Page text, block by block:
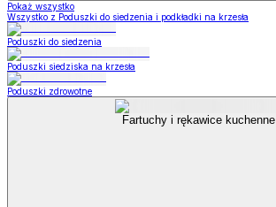
Pokaż wszystko
Wszystko z Poduszki do siedzenia i podkładki na krzesła
Poduszki do siedzenia
Poduszki siedziska na krzesła
Poduszki zdrowotne
Fartuchy i rękawice kuchenne